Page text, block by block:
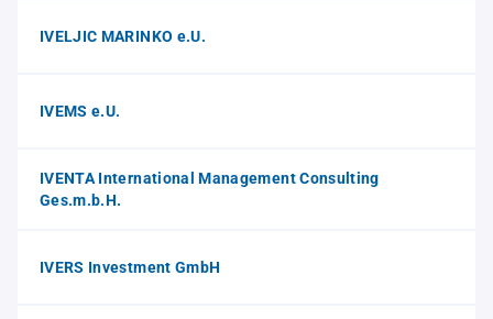
IVELJIC MARINKO e.U.
IVEMS e.U.
IVENTA International Management Consulting
Ges.m.b.H.
IVERS Investment GmbH